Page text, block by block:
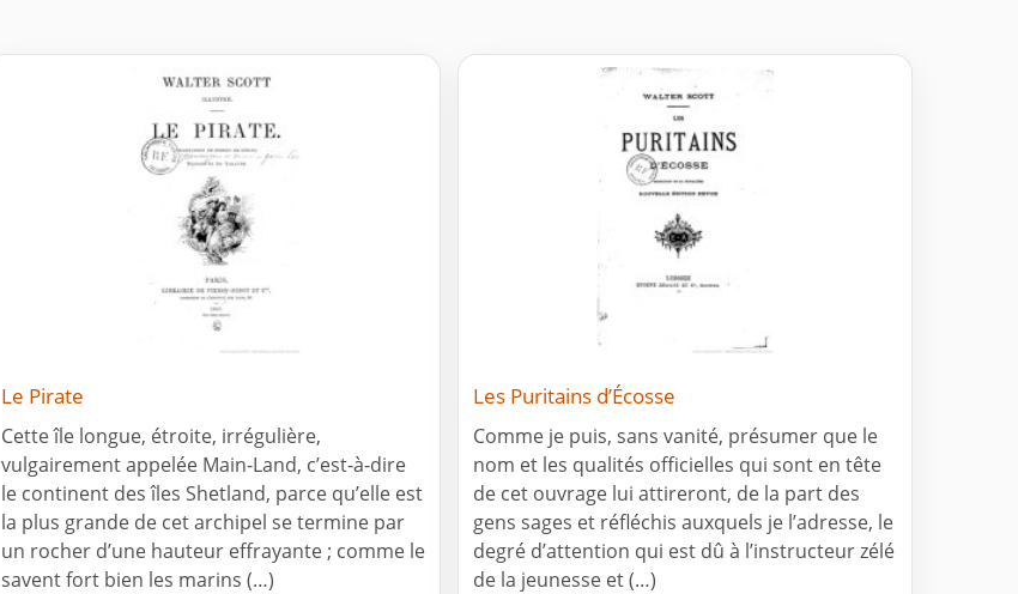
Le Pirate
Cette île longue, étroite, irrégulière,
vulgairement appelée Main-Land, c’est-à-dire
le continent des îles Shetland, parce qu’elle est
la plus grande de cet archipel se termine par
un rocher d’une hauteur effrayante ; comme le
savent fort bien les marins (…)
Les Puritains d’Écosse
Comme je puis, sans vanité, présumer que le
nom et les qualités officielles qui sont en tête
de cet ouvrage lui attireront, de la part des
gens sages et réfléchis auxquels je l’adresse, le
degré d’attention qui est dû à l’instructeur zélé
de la jeunesse et (…)